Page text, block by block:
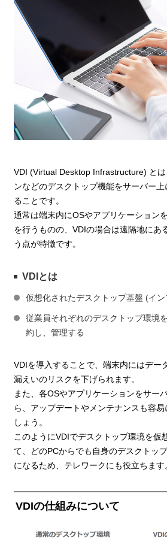
VDI (Virtual Desktop Infrastructure) と
ンなどのデスクトップ機能をサーバー
ることです。
通常は端末内にOSやアプリケーション
を行うものの、VDIの場合は遠隔地にあ
う点が特徴です。
VDIとは
仮想化されたデスクトップ基盤 (イン
従業員それぞれのデスクトップ環境
約し、管理する
VDIを導入することで、端末内にはデー
漏えいのリスクを下げられます。
また、各OSやアプリケーションをサー
ら、アップデートやメンテナンスも容
しょう。
このようにVDIでデスクトップ環境を仮
て、どのPCからでも自身のデスクトッ
になるため、テレワークにも役立ちます
VDIの仕組みについて